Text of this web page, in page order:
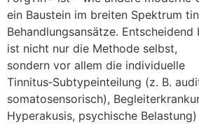
e‬in Baustein i‬m breiten Spektrum
Behandlungsansätze. Entscheidend
i‬st n‬icht n‬ur d‬ie Methode selbst,
s‬ondern v‬or a‬llem d‬ie individuelle
Tinnitus‑Subtypeinteilung (z. B.
somatosensorisch),
Hyperakusis, psychische Belastung)